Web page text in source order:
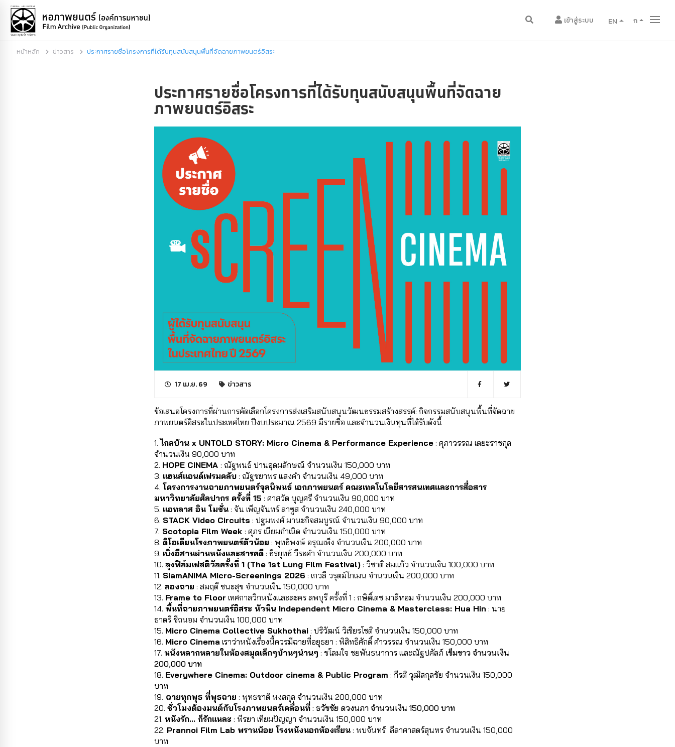
เข้าสู่ระบบ EN ก
หน้าหลัก ข่าวสาร ประกาศรายชื่อโครงการที่ได้รับทุนสนับสนุนพื้นที่จัดฉายภาพยนตร์อิสระ
ประกาศรายชื่อโครงการที่ได้รับทุนสนับสนุนพื้นที่จัดฉาย
ภาพยนตร์อิสระ
17 เม.ย. 69 ข่าวสาร
ข้อเสนอโครงการที่ผ่านการคัดเลือกโครงการส่งเสริมสนับสนุนวัฒนธรรมสร้างสรรค์: กิจกรรมสนับสนุนพื้นที่จัดฉาย
ภาพยนตร์อิสระในประเทศไทย ปีงบประมาณ 2569 มีรายชื่อ และจำนวนเงินทุนที่ได้รับดังนี้
1. ไกลบ้าน x UNTOLD STORY: Micro Cinema & Performance Experience : ศุภาวรรณ เตยะราชกุล
จำนวนเงิน 90,000 บาท
2. HOPE CINEMA : ณัฐพนธ์ ปานอุดมลักษณ์ จำนวนเงิน 150,000 บาท
3. แฮนส์แอนด์เฟรมคลับ : ณัฐชยาพร แสงคำ จำนวนเงิน 49,000 บาท
4. โครงการงานฉายภาพยนตร์จุลนิพนธ์ เอกภาพยนตร์ คณะเทคโนโลยีสารสนเทศและการสื่อสาร
มหาวิทยาลัยศิลปากร ครั้งที่ 15 : ศาสวัต บุญศรี จำนวนเงิน 90,000 บาท
5. แอทลาส อิน โมชั่น : จัน เพ็ญจันทร์ ลาซูส จำนวนเงิน 240,000 บาท
6. STACK Video Circuits : ปฐมพงศ์ มานะกิจสมบูรณ์ จำนวนเงิน 90,000 บาท
7. Scotopia Film Week : ศุภร เนียมกำเนิด จำนวนเงิน 150,000 บาท
8. ดิโอเดียนโรงภาพยนตร์ตัวน้อย : พุทธิพงษ์ อรุณเพ็ง จำนวนเงิน 200,000 บาท
9. เบิ่งอีสานผ่านหนังและสารคดี : ธีรยุทธ์ วีระคำ จำนวนเงิน 200,000 บาท
10. ลุงฟิล์มเฟสติวัลครั้งที่ 1 (The 1st Lung Film Festival) : วิชาติ สมแก้ว จำนวนเงิน 100,000 บาท
11. SiamANIMA Micro-Screenings 2026 : เกวลี วรุตม์โกเมน จำนวนเงิน 200,000 บาท
12. ลองฉาย : สมฤดี ชนะสุข จำนวนเงิน 150,000 บาท
13. Frame to Floor เทศกาลวิกหนังและละคร ลพบุรี ครั้งที่ 1 : กษิดิ์เดช มาลีหอม จำนวนเงิน 200,000 บาท
14. พื้นที่ฉายภาพยนตร์อิสระ หัวหิน Independent Micro Cinema & Masterclass: Hua Hin : นาย
ธาตรี ชีถนอม จำนวนเงิน 100,000 บาท
15. Micro Cinema Collective Sukhothai : ปริวัฒน์ วิเชียรโชติ จำนวนเงิน 150,000 บาท
16. Micro Cinema เราว่าหนังเรื่องนี้ควรมีฉายที่อยุธยา : พิสิทธิศักดิ์ คำวรรณ จำนวนเงิน 150,000 บาท
17. หนังหลากหลายในห้องสมุดเล็กๆบ้านๆน่านๆ : ชโลมใจ ชยพันธนาการ และณัฐปคัลภ์ เข็มขาว จำนวนเงิน
200,000 บาท
18. Everywhere Cinema: Outdoor cinema & Public Program : กีรติ วุฒิสกุลชัย จำนวนเงิน 150,000
บาท
19. ฉายทุกพุธ ที่พุธฉาย : พุทธชาติ หงสกุล จำนวนเงิน 200,000 บาท
20. ชั่วโมงต้องมนต์กับโรงภาพยนตร์เคลื่อนที่ : ธวัชชัย ดวงนภา จำนวนเงิน 150,000 บาท
21. หนังรัก... ก็รักแหละ : พีรยา เทียมปัญญา จำนวนเงิน 150,000 บาท
22. Prannoi Film Lab พรานน้อย โรงหนังนอกห้องเรียน : พบจันทร์  ลีลาศาสตร์สุนทร จำนวนเงิน 150,000
บาท